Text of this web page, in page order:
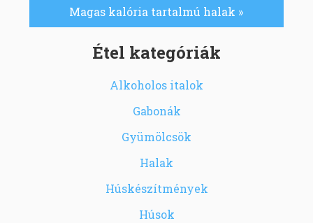
Magas kalória tartalmú halak »
Étel kategóriák
Alkoholos italok
Gabonák
Gyümölcsök
Halak
Húskészítmények
Húsok